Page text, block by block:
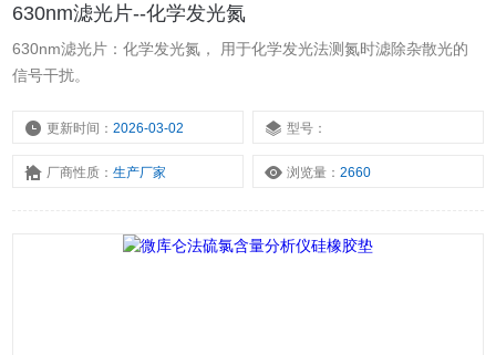
630nm滤光片--化学发光氮
630nm滤光片：化学发光氮， 用于化学发光法测氮时滤除杂散光的
信号干扰。
更新时间：2026-03-02 型号：
厂商性质：生产厂家 浏览量：2660